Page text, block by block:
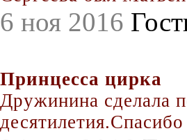
6 ноя 2016
Принцесса цирка
Дружинина сделала